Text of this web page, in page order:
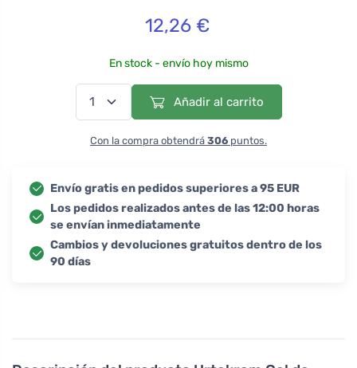
12,26 €
En stock - envío hoy mismo
Añadir al carrito
Con la compra obtendrá 306 puntos.
Envío gratis en pedidos superiores a 95 EUR
Los pedidos realizados antes de las 12:00 horas
se envían inmediatamente
Cambios y devoluciones gratuitos dentro de los
90 días